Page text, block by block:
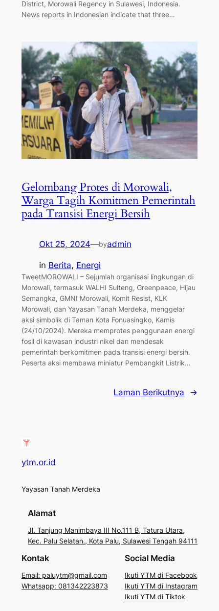
District, Morowali Regency in Sulawesi, Indonesia.
News reports in Indonesian indicate that three…
Gelombang Protes di Morowali,
Warga Tagih Komitmen Pemerintah
pada Transisi Energi Bersih
Okt 25, 2024—byadmin
in Berita, Energi
TweetMOROWALI – Sejumlah organisasi lingkungan di
Morowali, termasuk WALHI Sulteng, Greenpeace, Hijau
Semangka, GMNI Morowali, Komit Resist, KLK
Morowali, dan Yayasan Tanah Merdeka, menggelar
aksi simbolik di Taman Kota Fonuasingko, Kamis
(24/10/2024). Mereka memprotes penggunaan energi
fosil di kawasan industri nikel dan mendesak
pemerintah berkomitmen pada transisi energi bersih.
Peserta aksi membawa miniatur Pembangkit Listrik…
Laman Berikutnya →
ytm.or.id
Yayasan Tanah Merdeka
Alamat
Jl. Tanjung Manimbaya III No.111 B, Tatura Utara,
Kec. Palu Selatan., Kota Palu, Sulawesi Tengah 94111
Kontak
Email: paluytm@gmail.com
Whatsapp: 081342223873
Social Media
Ikuti YTM di Facebook
Ikuti YTM di Instagram
Ikuti YTM di Tiktok